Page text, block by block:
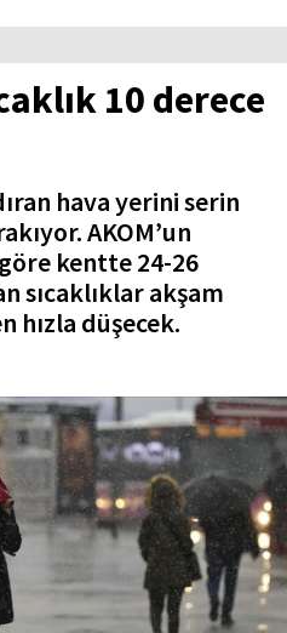
10 derece
hava yerini serin
AKOM’un
kentte 24-26
sıcaklıklar akşam
hızla düşecek.